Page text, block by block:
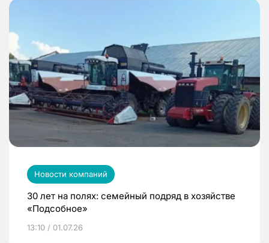
Новости компаний
30 лет на полях: семейный подряд в хозяйстве
«Подсобное»
13:10 / 01.07.26